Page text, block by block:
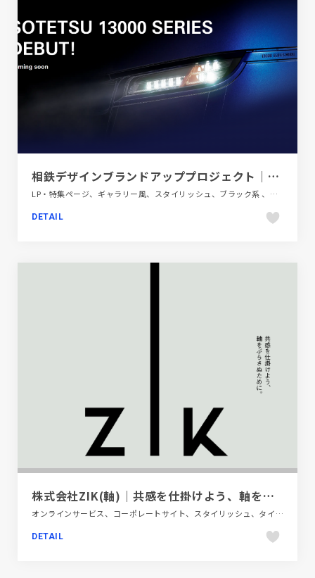
相鉄デザインブランドアッププロジェクト｜相鉄グループ
LP・特集ページ、ギャラリー風、スタイリッシュ、ブラック系 、ブルー系、大きめ写真、自動車・乗り物・交通
DETAIL
株式会社ZIK(軸)｜共感を仕掛けよう、軸をぶらさぬために
オンラインサービス、コーポレートサイト、スタイリッシュ、タイポグラフィー、フラットデザイン、ブラック系 、ホワイト系
DETAIL